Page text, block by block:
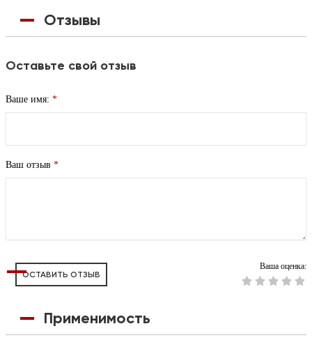
Отзывы
Оставьте свой отзыв
Ваше имя: *
Ваш отзыв *
ОСТАВИТЬ ОТЗЫВ
Ваша оценка:
Применимость